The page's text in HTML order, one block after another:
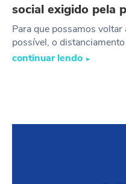
social exigido pela
Para que possamos
possível, o
continuar lendo ►